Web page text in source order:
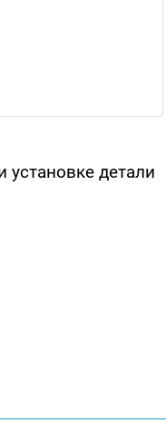
установке детали